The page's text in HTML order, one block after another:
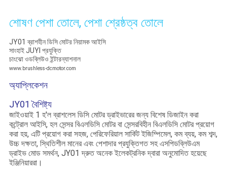
শোষণ পেশা তোলে, পেশা শ্রেষ্ঠত্ব তোলে
JY01 ব্রাশহীন ডিসি মোটর নিয়ামক আইসি
সাংহাই JUYI প্রযুক্তি
চাংঝো ওডব্লিউও ইন্টারন্যাশনাল
www.brushless-dcmotor.com
অ্যাপ্লিকেশন
JY01 বৈশিষ্ট্য
জাইওয়াই 1 হ'ল ব্রাশলেস ডিসি মোটর ড্রাইভারের জন্য বিশেষ ডিজাইন করা
কন্ট্রোল আইসি, হল সেন্সর বিএলডিসি মোটর বা সেন্সরবিহীন বিএলডিসি মোটর প্রয়োগ
করা হয়, এটি প্রয়োগ করা সহজ, পেরিফেরিয়াল সার্কিট ইজিম্পিমেল, কম ব্যয়, কম শব্দ,
উচ্চ দক্ষতা, স্থিতিশীল মানের এবং পেশাদার প্রযুক্তিগত সহ এসপিডব্লিউএম
ড্রাইভ মোড সমর্থন, JY01 দ্রুত অনেক ইলেকট্রনিক দ্বারা অনুমোদিত হয়েছে
ইঞ্জিনিয়াররা।